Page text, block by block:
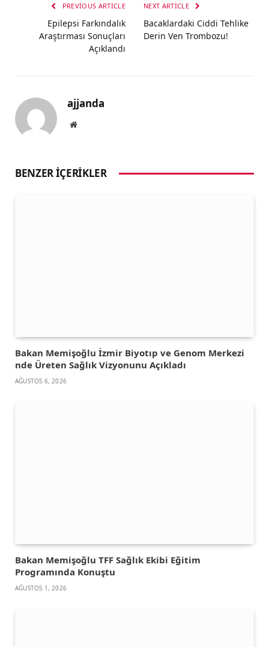
PREVIOUS ARTICLE
Epilepsi Farkındalık
Araştırması Sonuçları
Açıklandı
NEXT ARTICLE
Bacaklardaki Ciddi Tehlike
Derin Ven Trombozu!
ajjanda
Website
BENZER İÇERIKLER
Bakan Memişoğlu İzmir Biyotıp ve Genom Merkezi
nde Üreten Sağlık Vizyonunu Açıkladı
AĞUSTOS 6, 2026
Bakan Memişoğlu TFF Sağlık Ekibi Eğitim
Programında Konuştu
AĞUSTOS 1, 2026